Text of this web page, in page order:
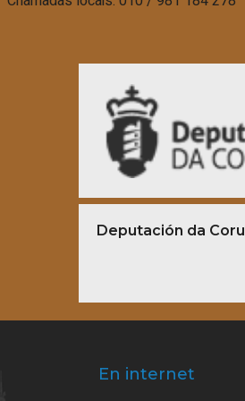
Deputación da
En internet